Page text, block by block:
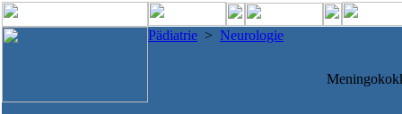
Pädiatrie > Neurologie